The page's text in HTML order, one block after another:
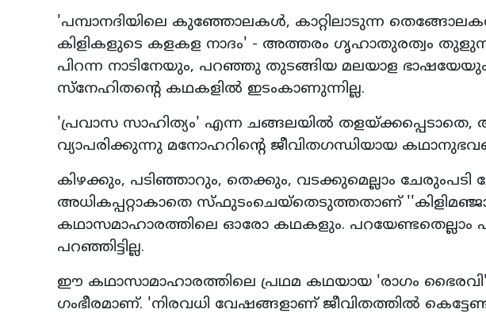
'പമ്പാനദിയിലെ കുഞ്ഞോലകള്‍, കാറ്റിലാടുന്ന
കിളികളുടെ കളകള നാദം' - അത്തരം ഗൃഹാതുരത്വം
പിറന്ന നാടിനേയും, പറഞ്ഞു തുടങ്ങിയ മലയാള
സ്‌നേഹിതന്റെ കഥകളില്‍ ഇടംകാണുന്നില്ല.
'പ്രവാസ സാഹിത്യം' എന്ന ചങ്ങലയില്‍ തളയ്ക്കപ്പെടാതെ,
വ്യാപരിക്കുന്നു മനോഹറിന്റെ ജീവിതഗന്ധിയായ
കിഴക്കും, പടിഞ്ഞാറും, തെക്കും, വടക്കുമെല്ലാം
അധികപ്പറ്റാകാതെ സ്ഫുടംചെയ്‌തെടുത്തതാണ്
കഥാസമാഹാരത്തിലെ ഓരോ കഥകളും. പറയേണ്ടതെല്ലാം
പറഞ്ഞിട്ടില്ല.
ഈ കഥാസാമാഹാരത്തിലെ പ്രഥമ കഥയായ 'രാഗം
ഗംഭീരമാണ്. 'നിരവധി വേഷങ്ങളാണ് ജീവിതത്തില്‍